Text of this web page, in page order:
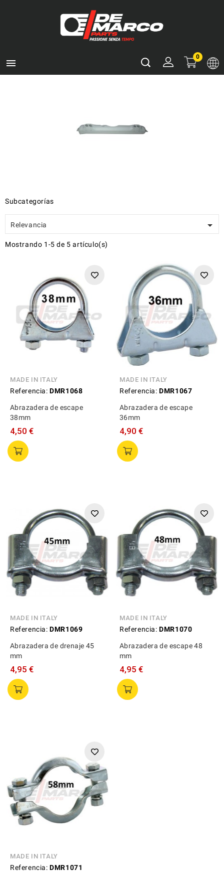

0
Subcategorías
Relevancia 
Mostrando 1-5 de 5 artículo(s)
MADE IN ITALY
Referencia: DMR1068
Abrazadera de escape
38mm
4,50 €
MADE IN ITALY
Referencia: DMR1067
Abrazadera de escape
36mm
4,90 €
MADE IN ITALY
Referencia: DMR1069
Abrazadera de drenaje 45
mm
4,95 €
MADE IN ITALY
Referencia: DMR1070
Abrazadera de escape 48
mm
4,95 €
MADE IN ITALY
Referencia: DMR1071